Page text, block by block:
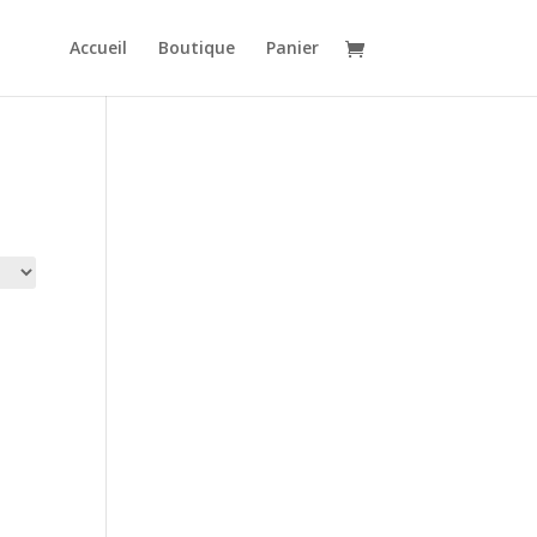
Accueil Boutique Panier